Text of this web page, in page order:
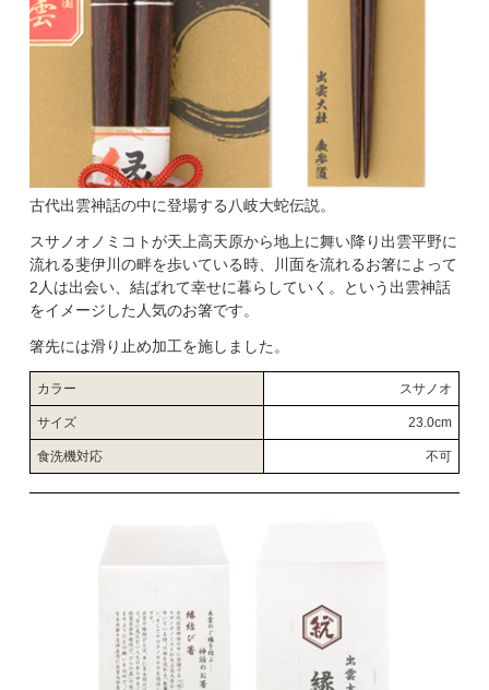
古代出雲神話の中に登場する八岐大蛇伝説。
スサノオノミコトが天上高天原から地上に舞い降り出雲平野に
流れる斐伊川の畔を歩いている時、川面を流れるお箸によって
2人は出会い、結ばれて幸せに暮らしていく。という出雲神話
をイメージした人気のお箸です。
箸先には滑り止め加工を施しました。
カラー スサノオ
サイズ 23.0cm
食洗機対応 不可